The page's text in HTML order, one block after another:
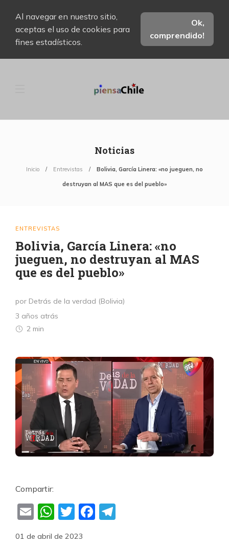
Al navegar en nuestro sitio,
aceptas el uso de cookies para
fines estadísticos.
Ok,
comprendido!
Noticias
Inicio Entrevistas Bolivia, García Linera: «no jueguen, no
destruyan al MAS que es del pueblo»
ENTREVISTAS
Bolivia, García Linera: «no
jueguen, no destruyan al MAS
que es del pueblo»
por Detrás de la verdad (Bolivia)
3 años atrás
2 min
Compartir:
EmailWhatsApp
TwitterFacebook
01 de abril de 2023